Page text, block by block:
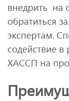
внедрить на
обратиться
экспертам.
содействие
ХАССП на